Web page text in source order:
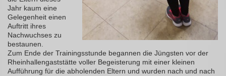
Jahr kaum eine
Gelegenheit einen
Auftritt ihres
Nachwuchses zu
bestaunen.
Zum Ende der Trainingsstunde begannen die Jüngsten vor der
Rheinhallengaststätte voller Begeisterung mit einer kleinen
Aufführung für die abholenden Eltern und wurden nach und nach